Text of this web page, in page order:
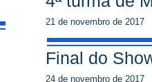
21 de novembro de 2017
Final do
24 de novembro de 2017